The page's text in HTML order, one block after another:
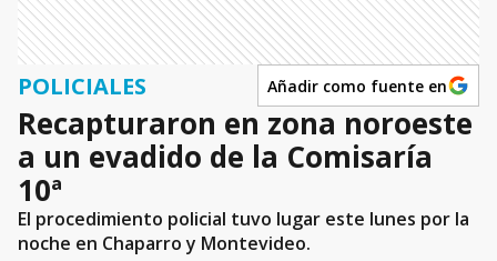
POLICIALES Añadir como fuente en
Recapturaron en zona noroeste
a un evadido de la Comisaría
10ª
El procedimiento policial tuvo lugar este lunes por la
noche en Chaparro y Montevideo.